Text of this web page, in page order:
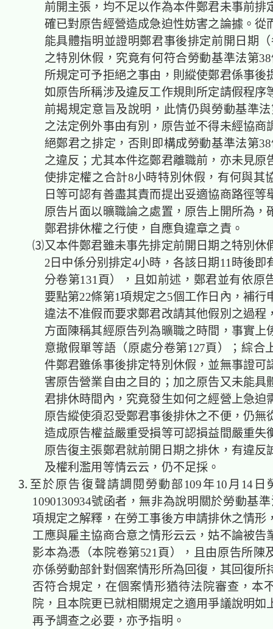
前開主張，均不足以作為本件鄭君未事前排
確已對原告經營造成急迫性妨害之論據。從
能具體指明並證明鄭君事後排定前開日期
之特別休假，究竟有何符合勞動基準法第
所規定可予拒絕之事由，則縱使鄭君係事後
如原告所稱涉及違反工作規則所定請假程序
前揭規定意旨及說明，此情仍與勞動基準
之法定例外事由有別，原告並不得未經協商
絕鄭君之排定，否則即構成勞動基準法第
之違反；尤其本件迄鄭君離職前，亦未見原
使排定權之合計8小時特別休假，有何與其
日等可認有善盡其責而提出妥適協商路徑等
原告片面以曠職論之處置，原告上開所為，
鄭君排休權之行使，自應負違章之責。
⑶又本件鄭君雖未事先排定前開日期之特別休
2日中係分别排定4小時，各該日期11時後即
分卷第131頁），且如前述，鄭君並有依原
要點第22條第1項規定之5個工作日內，補行
違法不准假而要求鄭君改請其他假別之過程
方面陳稱其經原告列為曠職之時間，事實上
意撤假單等語（原處分卷第127頁）；綜合
件鄭君雖係事後排定特別休假，並無事證可
害原告營業自由之目的；加之原告又未能具
君排休時間內，究竟發生如何之經營上急迫
原告縱使須忍受鄭君事後排休之不便，仍無
造成原告權益嚴重受損等可認損益間嚴重失
原告復主張鄭君就前開日期之排休，有違反
及權利濫用等情云云，仍不足採。
⒊至於原告復聲請調閱勞動部109年10月14日
1090130934號函者，無非為說明關於勞動基
項規定之解釋，在勞工事後方申請排休之情形
工應與雇主協商合意之情形云云，姑不論被告
影本為憑（本院卷第521頁），且由原告所陳
亦係勞動部針對個案情形所為回復，其回復所
否符合規定，在個案情形猶待法院審查，本
院，且本院更已就相關規定之適用爭議說明如
再予調查之必要，亦予指明。